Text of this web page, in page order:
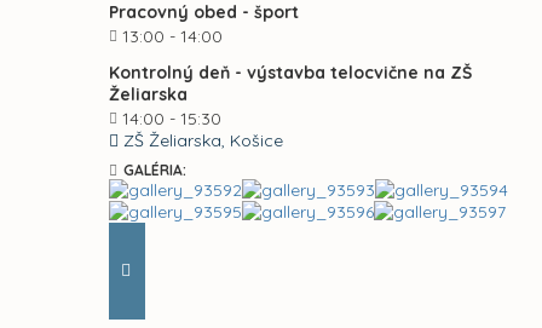
Pracovný obed - šport
13:00 - 14:00
Kontrolný deň - výstavba telocvične na ZŠ
Želiarska
14:00 - 15:30
ZŠ Želiarska, Košice
GALÉRIA: